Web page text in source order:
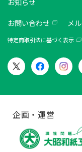
お問い合わせ メ
特定商取引法に基づく表示
企画・運営